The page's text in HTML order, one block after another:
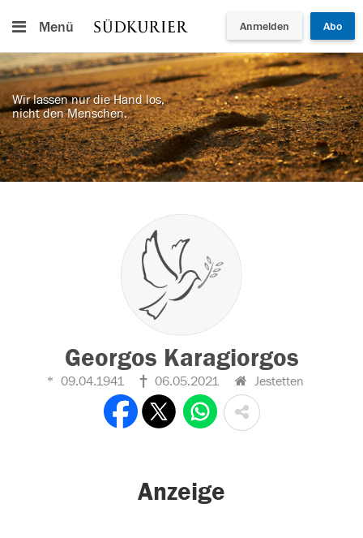
Menü Anmelden Abo
Wir lassen nur die Hand los,
nicht den Menschen.
Georgos Karagiorgos
09.04.1941 06.05.2021 Jestetten
Anzeige